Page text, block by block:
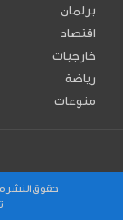
برلمان
اقتصاد
خارجيات
رياضة
منوعات
حقوق النشر